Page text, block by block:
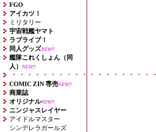
FGO
アイカツ！
ミリタリー
宇宙戦艦ヤマト
ラブライブ！
同人グッズNEW!!
艦隊これくしょん（同
人）
NEW!!
・・・・・・・・・・・・・・・・・・・
COMIC ZIN 専売NEW!!
商業誌
オリジナルNEW!!
ニンジャスレイヤー
アイドルマスター
シンデレラガールズ